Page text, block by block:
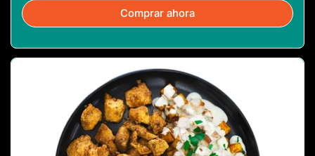
Comprar ahora